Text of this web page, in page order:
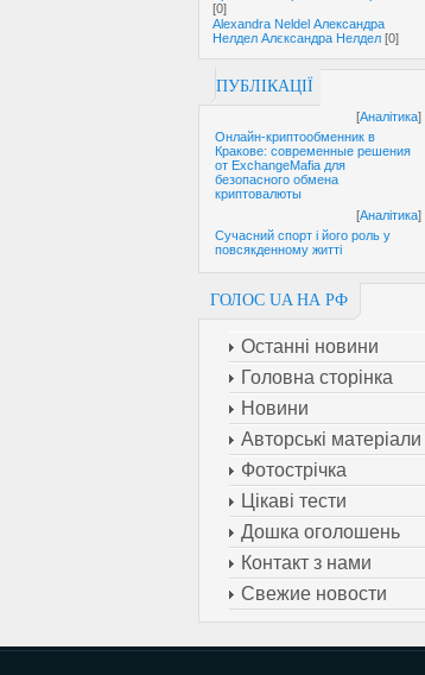
[0]
Alexandra Neldel Александра
Нелдел Алєксандра Нелдел [0]
ПУБЛІКАЦІЇ
[Аналітика]
Онлайн-криптообменник в
Кракове: современные решения
от ExchangeMafia для
безопасного обмена
криптовалюты
[Аналітика]
Сучасний спорт і його роль у
повсякденному житті
ГОЛОС UA НА РФ
Останні новини
Головна сторінка
Новини
Авторські матеріали
Фотострічка
Цікаві тести
Дошка оголошень
Контакт з нами
Свежие новости